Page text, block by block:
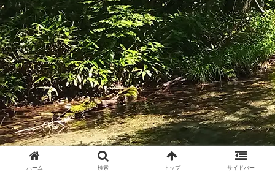
ホーム 検索 トップ サイドバー